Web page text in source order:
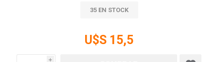
35 EN STOCK
U$S 15,5
i